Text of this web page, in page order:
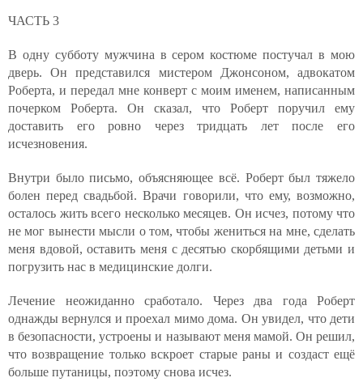
ЧАСТЬ 3
В одну субботу мужчина в сером костюме постучал в мою
дверь. Он представился мистером Джонсоном, адвокатом
Роберта, и передал мне конверт с моим именем, написанным
почерком Роберта. Он сказал, что Роберт поручил ему
доставить его ровно через тридцать лет после его
исчезновения.
Внутри было письмо, объясняющее всё. Роберт был тяжело
болен перед свадьбой. Врачи говорили, что ему, возможно,
осталось жить всего несколько месяцев. Он исчез, потому что
не мог вынести мысли о том, чтобы жениться на мне, сделать
меня вдовой, оставить меня с десятью скорбящими детьми и
погрузить нас в медицинские долги.
Лечение неожиданно сработало. Через два года Роберт
однажды вернулся и проехал мимо дома. Он увидел, что дети
в безопасности, устроены и называют меня мамой. Он решил,
что возвращение только вскроет старые раны и создаст ещё
больше путаницы, поэтому снова исчез.